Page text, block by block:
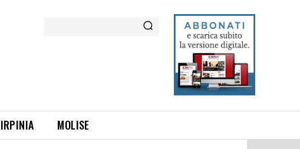
IRPINIA MOLISE